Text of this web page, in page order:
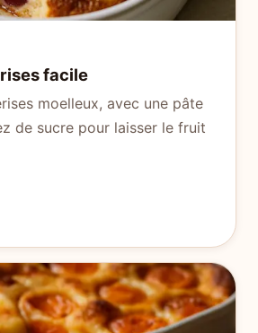
facile
moelleux, avec une pâte
de sucre pour laisser le fruit